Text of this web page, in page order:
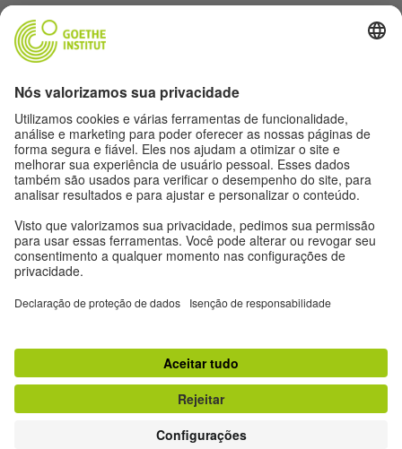
Expediente
Proteção de dados
Termos de uso
Proteção de dados
Siga a revista Humboldt nas redes sociais
Outras publicações do Goethe-Institut
Gegenüber
Ruya